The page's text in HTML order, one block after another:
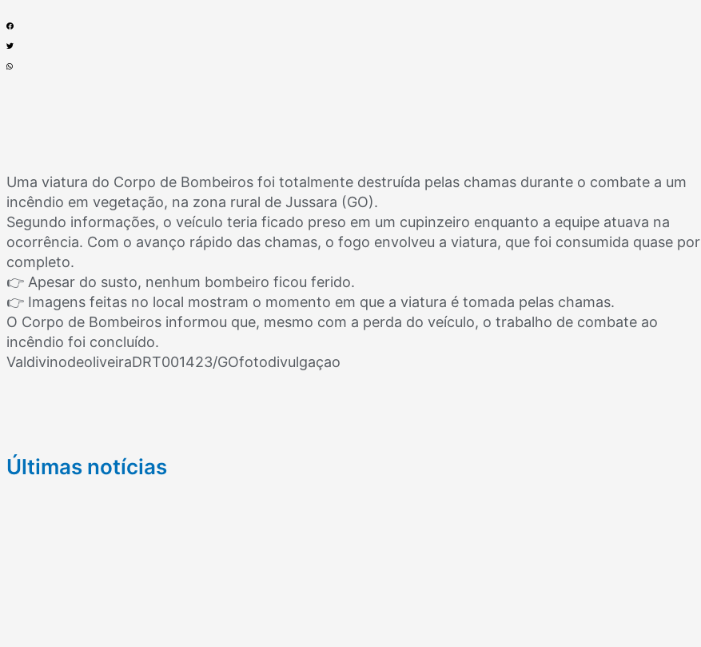
Uma viatura do Corpo de Bombeiros foi totalmente destruída pelas chamas durante o combate a um
incêndio em vegetação, na zona rural de Jussara (GO).
Segundo informações, o veículo teria ficado preso em um cupinzeiro enquanto a equipe atuava na
ocorrência. Com o avanço rápido das chamas, o fogo envolveu a viatura, que foi consumida quase por
completo.
👉 Apesar do susto, nenhum bombeiro ficou ferido.
👉 Imagens feitas no local mostram o momento em que a viatura é tomada pelas chamas.
O Corpo de Bombeiros informou que, mesmo com a perda do veículo, o trabalho de combate ao
incêndio foi concluído.
ValdivinodeoliveiraDRT001423/GOfotodivulgaçao
Últimas notícias